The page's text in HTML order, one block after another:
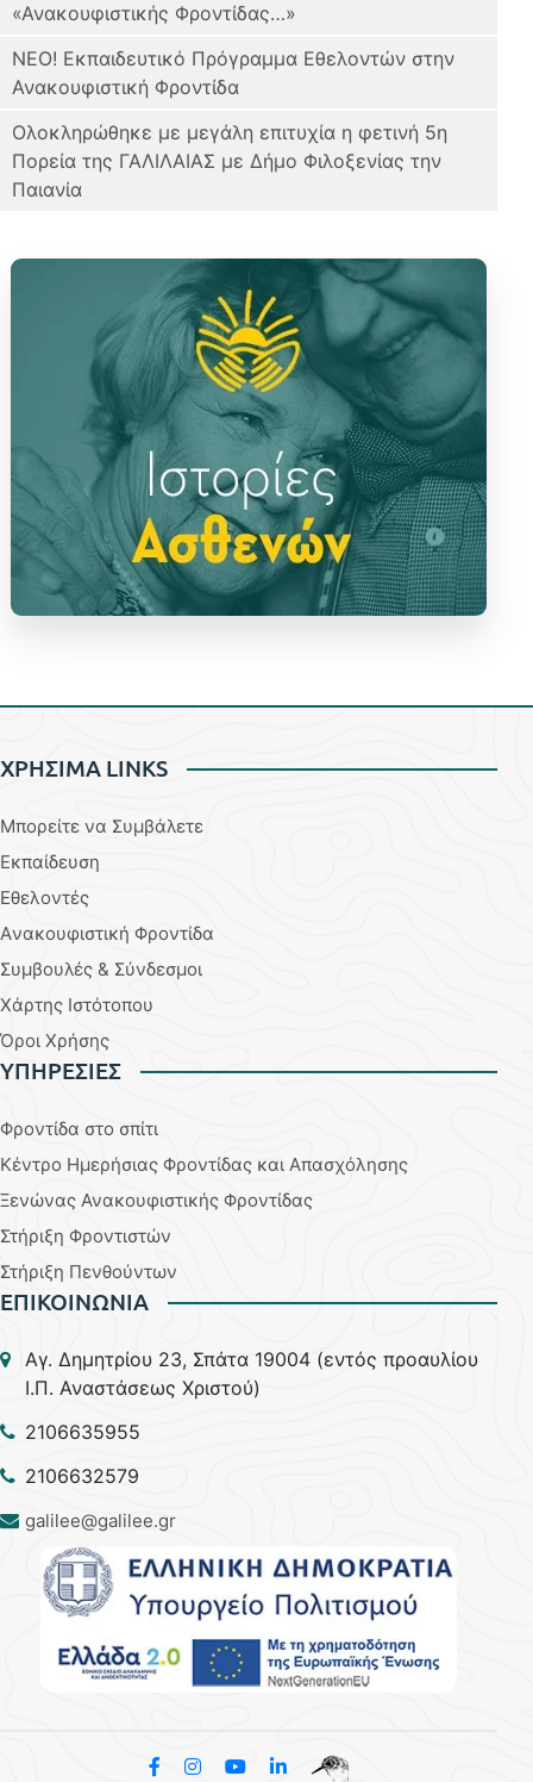
«Ανακουφιστικής Φροντίδας…»
ΝΕΟ! Εκπαιδευτικό Πρόγραμμα Εθελοντών στην
Ανακουφιστική Φροντίδα
Oλοκληρώθηκε με μεγάλη επιτυχία η φετινή 5η
Πορεία της ΓΑΛΙΛΑΙΑΣ με Δήμο Φιλοξενίας την
Παιανία
ΧΡΗΣΙΜΑ LINKS
Μπορείτε να Συμβάλετε
Εκπαίδευση
Εθελοντές
Aνακουφιστική Φροντίδα
Συμβουλές & Σύνδεσμοι
Χάρτης Ιστότοπου
Όροι Χρήσης
YΠΗΡΕΣΙΕΣ
Φροντίδα στο σπίτι
Κέντρο Ημερήσιας Φροντίδας και Απασχόλησης
Ξενώνας Ανακουφιστικής Φροντίδας
Στήριξη Φροντιστών
Στήριξη Πενθούντων
ΕΠΙΚΟΙΝΩΝΙΑ
Aγ. Δημητρίου 23, Σπάτα 19004 (εντός προαυλίου
Ι.Π. Αναστάσεως Χριστού)
2106635955
2106632579
galilee@galilee.gr